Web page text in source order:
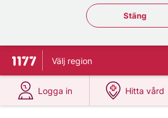
Stäng
Stäng
Till startsidan för 1177
Välj region
Logga in
på 1177.se
Hitta vård
på